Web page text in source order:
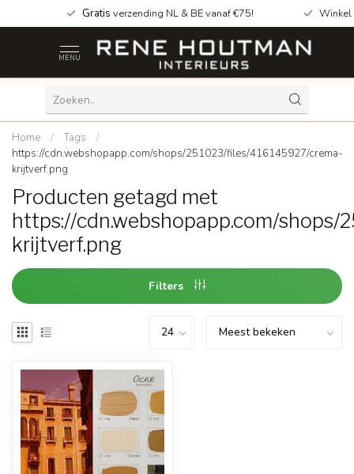
Gratis verzending NL & BE vanaf €75!
MENU
Home / Tags
/
https://cdn.webshopapp.com/shops/251023/files/416145927/crema-
krijtverf.png
Producten getagd met
https://cdn.webshopapp.com/
krijtverf.png
Filters